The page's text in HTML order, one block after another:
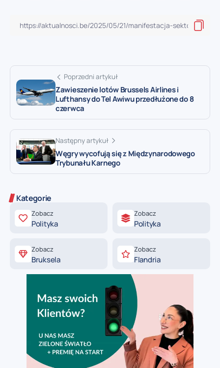
Poprzedni artykuł
Zawieszenie lotów Brussels Airlines i
Lufthansy do Tel Awiwu przedłużone do 8
czerwca
Następny artykuł
Węgry wycofują się z Międzynarodowego
Trybunału Karnego
Kategorie
Zobacz
Polityka
Zobacz
Polityka
Zobacz
Bruksela
Zobacz
Flandria